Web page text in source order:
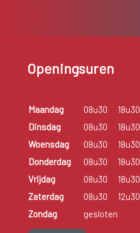
Openingsuren
Maandag 08u30
18u30
Dinsdag
08u30
18u30
Woensdag
08u30
18u30
Donderdag
08u30
18u30
Vrijdag
08u30
18u30
Zaterdag
08u30
12u30
Zondag
gesloten